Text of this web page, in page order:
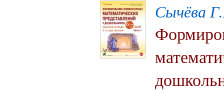
Сычёва